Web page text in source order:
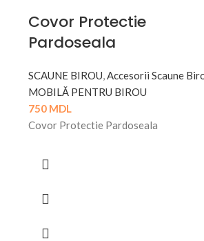
Covor Protectie
Pardoseala
SCAUNE BIROU,Accesorii Scaune
MOBILĂ PENTRU BIROU
750 MDL
Covor Protectie Pardoseala